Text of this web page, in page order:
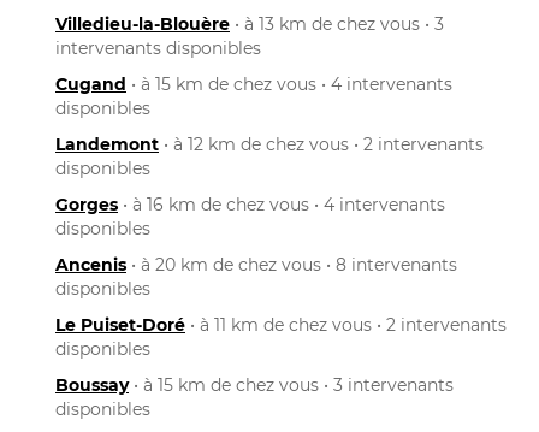
Villedieu-la-Blouère • à 13 km de chez vous • 3
intervenants disponibles
Cugand • à 15 km de chez vous • 4 intervenants
disponibles
Landemont • à 12 km de chez vous • 2 intervenants
disponibles
Gorges • à 16 km de chez vous • 4 intervenants
disponibles
Ancenis • à 20 km de chez vous • 8 intervenants
disponibles
Le Puiset-Doré • à 11 km de chez vous • 2 intervenants
disponibles
Boussay• à 15 km de chez vous • 3 intervenants
disponibles